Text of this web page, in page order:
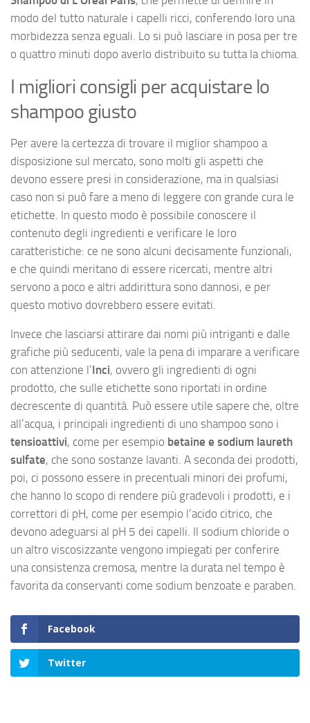
modo del tutto naturale i capelli ricci, conferendo loro una
morbidezza senza eguali. Lo si può lasciare in posa per tre
o quattro minuti dopo averlo distribuito su tutta la chioma.
I migliori consigli per acquistare lo
shampoo giusto
Per avere la certezza di trovare il miglior shampoo a
disposizione sul mercato, sono molti gli aspetti che
devono essere presi in considerazione, ma in qualsiasi
caso non si può fare a meno di leggere con grande cura le
etichette. In questo modo è possibile conoscere il
contenuto degli ingredienti e verificare le loro
caratteristiche: ce ne sono alcuni decisamente funzionali,
e che quindi meritano di essere ricercati, mentre altri
servono a poco e altri addirittura sono dannosi, e per
questo motivo dovrebbero essere evitati.
Invece che lasciarsi attirare dai nomi più intriganti e dalle
grafiche più seducenti, vale la pena di imparare a verificare
con attenzione l’Inci, ovvero gli ingredienti di ogni
prodotto, che sulle etichette sono riportati in ordine
decrescente di quantità. Può essere utile sapere che, oltre
all’acqua, i principali ingredienti di uno shampoo sono i
tensioattivi, come per esempio betaine e sodium laureth
sulfate, che sono sostanze lavanti. A seconda dei prodotti,
poi, ci possono essere in precentuali minori dei profumi,
che hanno lo scopo di rendere più gradevoli i prodotti, e i
correttori di pH, come per esempio l’acido citrico, che
devono adeguarsi al pH 5 dei capelli. Il sodium chloride o
un altro viscosizzante vengono impiegati per conferire
una consistenza cremosa, mentre la durata nel tempo è
favorita da conservanti come sodium benzoate e paraben.
Facebook
Twitter